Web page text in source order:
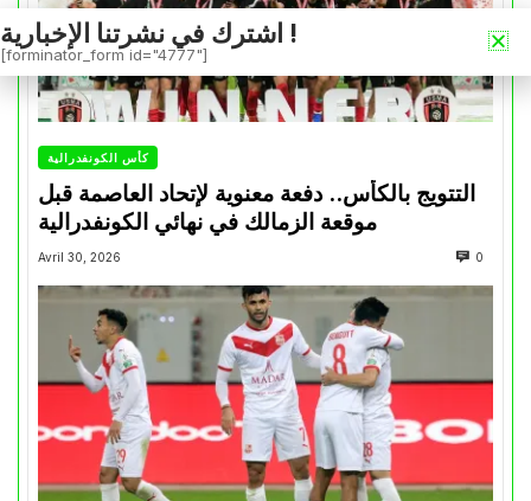
كأس الكونفدرالية
التتويج بالكأس.. دفعة معنوية لإتحاد العاصمة قبل
موقعة الزمالك في نهائي الكونفدرالية
Avril 30, 2026 0
اشترك في نشرتنا الإخبارية !
[forminator_form id="4777"]